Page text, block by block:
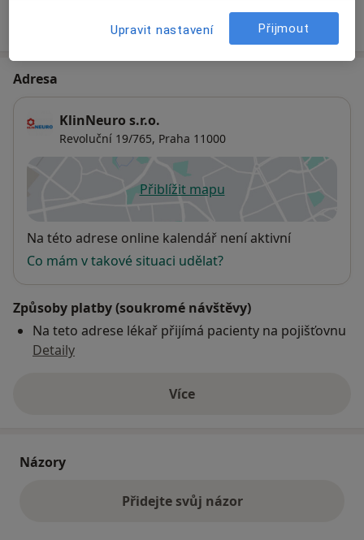
Jak fungují ceny?
Adresa
KlinNeuro s.r.o.
Revoluční 19/765, Praha 11000
Přiblížit mapuse otevře v nové záložce
Dostupnost
Na této adrese online kalendář není aktivní
Co mám v takové situaci udělat?
Způsoby platby (soukromé návštěvy)
Na teto adrese lékař přijímá pacienty na pojišťovnu
Detaily
Víceo adrese
Názory
Přidejte svůj názor
Upravit nastavení Přijmout